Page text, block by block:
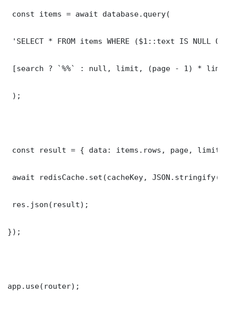
const items = await database.query(
'SELECT * FROM items WHERE ($1::text IS NULL
[search ? `%%` : null, limit, (page - 1) *
);
const result = { data: items.rows, page,
await redisCache.set(cacheKey,
res.json(result);
});
app.use(router);